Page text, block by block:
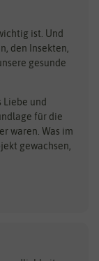
Freudenberger
ist. Und
den Insekten,
gesunde
Liebe und
für die
waren. Was im
gewachsen,